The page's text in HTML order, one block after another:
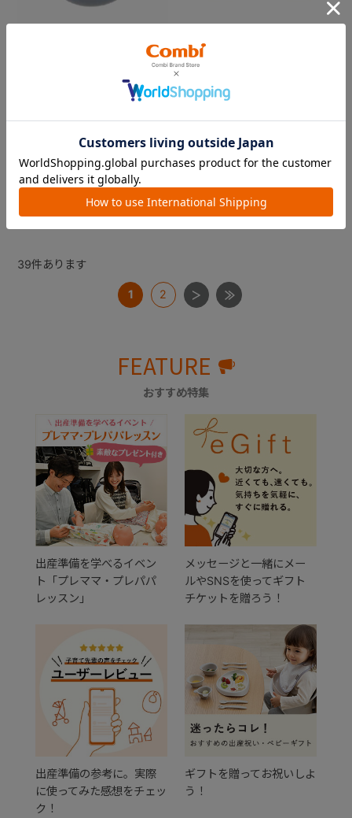
テテオ 授乳のお手本 中ぶ
びん 調節リングＡ・Ｂセッ
ピンク色）と、調節リングＢ
（透明）のセットです
4.9
39件あります
1 2
FEATURE
おすすめ特集
出産準備を学べるイベン
ト「プレママ・プレパパ
レッスン」
メッセージと一緒にメー
ルやSNSを使ってギフト
チケットを贈ろう！
出産準備の参考に。実際
に使ってみた感想をチェッ
ク！
ギフトを贈ってお祝いしよ
う！